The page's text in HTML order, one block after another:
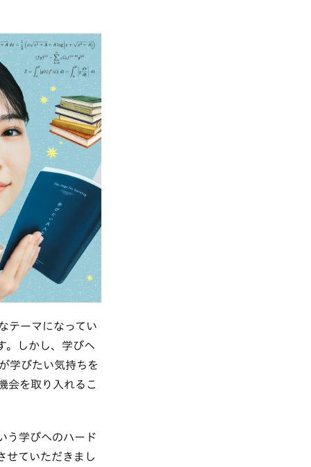
テーマになってい
。しかし、学びへ
学びたい気持ちを
会を取り入れるこ
う学びへのハード
せていただきまし